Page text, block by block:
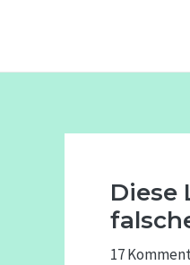
Diese
17